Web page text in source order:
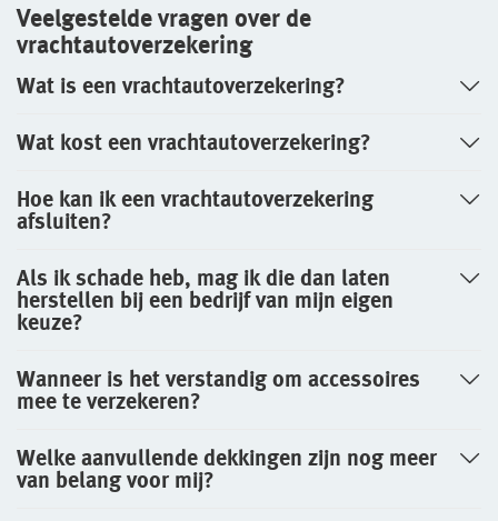
Veelgestelde vragen over de
vrachtautoverzekering
Wat is een vrachtautoverzekering?
Wat kost een vrachtautoverzekering?
Hoe kan ik een vrachtautoverzekering
afsluiten?
Als ik schade heb, mag ik die dan laten
herstellen bij een bedrijf van mijn eigen
keuze?
Wanneer is het verstandig om accessoires
mee te verzekeren?
Welke aanvullende dekkingen zijn nog meer
van belang voor mij?